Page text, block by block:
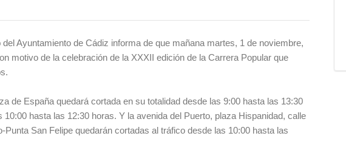
del Ayuntamiento de Cádiz informa de que mañana martes, 1 de noviembre,
motivo de la celebración de la XXXII edición de la Carrera Popular que
de España quedará cortada en su totalidad desde las 9:00 hasta las 13:30
hasta las 12:30 horas. Y la avenida del Puerto, plaza Hispanidad, calle
San Felipe quedarán cortadas al tráfico desde las 10:00 hasta las